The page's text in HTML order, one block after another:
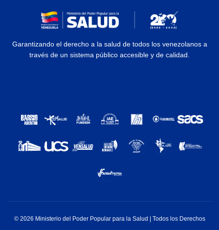
Garantizando el derecho a la salud de todos los venezolanos a
través de un sistema público accesible y de calidad.
© 2026 Ministerio del Poder Popular para la Salud | Todos los Derechos